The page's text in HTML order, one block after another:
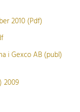
2010 (Pdf)
i Gexco AB (publ)
2009